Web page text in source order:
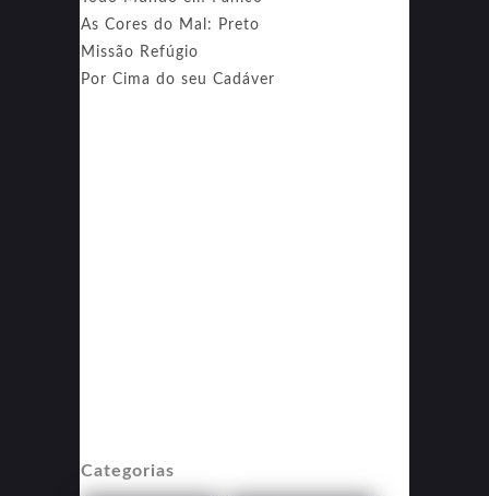
As Cores do Mal: Preto
Missão Refúgio
Por Cima do seu Cadáver
Categorias